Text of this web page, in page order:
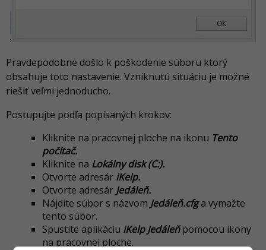
Pravdepodobne došlo k poškodenie súboru ktorý
obsahuje toto nastavenie. Vzniknutú situáciu je možné
riešiť veľmi jednoducho.
Postupujte podľa popísaných krokov:
Kliknite na pracovnej ploche na ikonu Tento
počítač.
Kliknite na Lokálny disk (C:).
Otvorte adresár iKelp.
Otvorte adresár Jedáleň.
Nájdite súbor s názvom Jedáleň.cfga vymažte
tento súbor.
Spustite aplikáciu iKelp Jedáleňpomocou ikony
na pracovnej ploche.